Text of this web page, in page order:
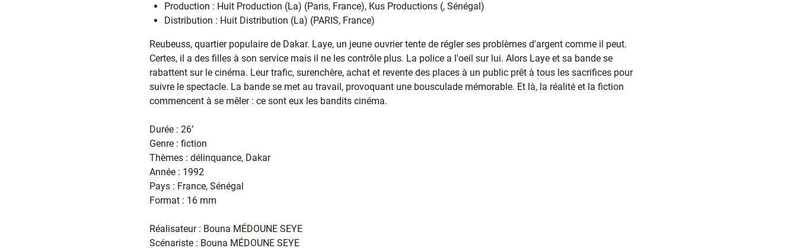
Production : Huit Production (La) (Paris, France), Kus Productions (, Sénégal)
Distribution : Huit Distribution (La) (PARIS, France)
Reubeuss, quartier populaire de Dakar. Laye, un jeune ouvrier tente de régler ses problèmes d'argent comme il peut.
Certes, il a des filles à son service mais il ne les contrôle plus. La police a l'oeil sur lui. Alors Laye et sa bande se
rabattent sur le cinéma. Leur trafic, surenchère, achat et revente des places à un public prêt à tous les sacrifices pour
suivre le spectacle. La bande se met au travail, provoquant une bousculade mémorable. Et là, la réalité et la fiction
commencent à se mêler : ce sont eux les bandits cinéma.
Durée : 26’
Genre : fiction
Thèmes : délinquance, Dakar
Année : 1992
Pays : France, Sénégal
Format : 16 mm
Réalisateur : Bouna MÉDOUNE SEYE
Scénariste : Bouna MÉDOUNE SEYE